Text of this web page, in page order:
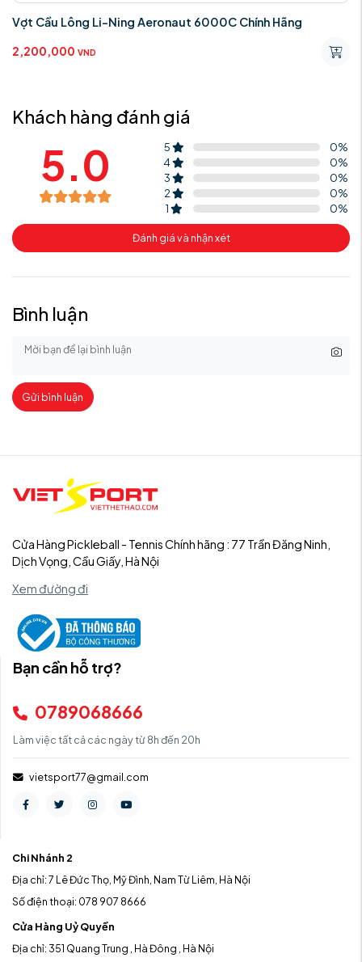
Vợt Cầu Lông Li-Ning Aeronaut 6000C Chính Hãng
2,200,000 VND
Khách hàng đánh giá
5.0 5 0%
4
0%
3
0%
2
0%
1
0%
Đánh giá và nhận xét
Bình luận
Gửi bình luận
Cửa Hàng Pickleball - Tennis Chính hãng : 77 Trần Đăng Ninh,
Dịch Vọng, Cầu Giấy, Hà Nội
Xem đường đi
Bạn cần hỗ trợ?
0789068666
Làm việc tất cả các ngày từ 8h đến 20h
vietsport77@gmail.com
Chi Nhánh 2
Địa chỉ: 7 Lê Đức Thọ, Mỹ Đình, Nam Từ Liêm, Hà Nội
Số điện thoại: 078 907 8666
Cửa Hàng Uỷ Quyền
Địa chỉ: 351 Quang Trung , Hà Đông , Hà Nội